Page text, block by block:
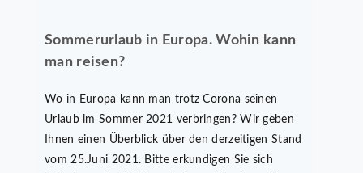
Sommerurlaub in Europa. Wohin kann
man reisen?
Wo in Europa kann man trotz Corona seinen
Urlaub im Sommer 2021 verbringen? Wir geben
Ihnen einen Überblick über den derzeitigen Stand
vom 25.Juni 2021. Bitte erkundigen Sie sich